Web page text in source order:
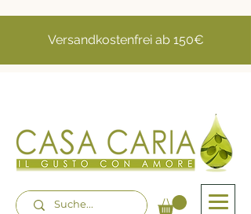
Versandkostenfrei ab 150€